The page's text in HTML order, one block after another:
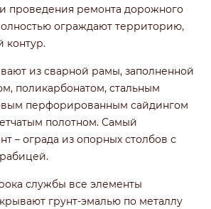
проведения ремонта дорожного
ограждают территорию,
контур.
из сварной рамы, заполненной
поликарбонатом, стальным
перфорированным сайдингом
полотном. Самый
– ограда из опорных столбов с
службы все элементы
грунт-эмалью по металлу